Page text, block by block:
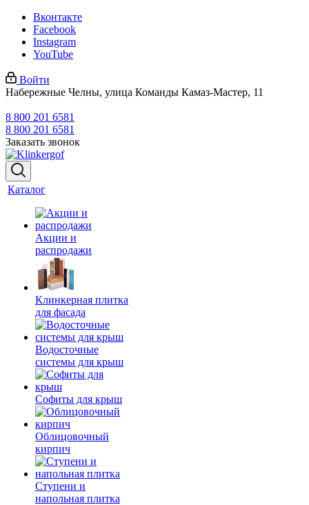
Вконтакте
Facebook
Instagram
YouTube
Войти
Набережные Челны, улица Команды Камаз-Мастер, 11
8 800 201 6581
8 800 201 6581
Заказать звонок
Каталог
Акции и
распродажи
Клинкерная плитка
для фасада
Водосточные
системы для крыш
Софиты для крыш
Облицовочный
кирпич
Ступени и
напольная плитка